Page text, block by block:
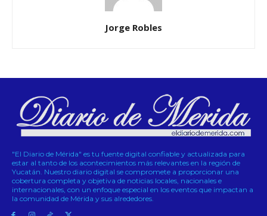
Jorge Robles
"El Diario de Mérida" es tu fuente digital confiable y actualizada para
estar al tanto de los acontecimientos más relevantes en la región de
Yucatán. Nuestro diario digital se compromete a proporcionar una
cobertura completa y objetiva de noticias locales, nacionales e
internacionales, con un enfoque especial en los eventos que impactan a
la comunidad de Mérida y sus alrededores.